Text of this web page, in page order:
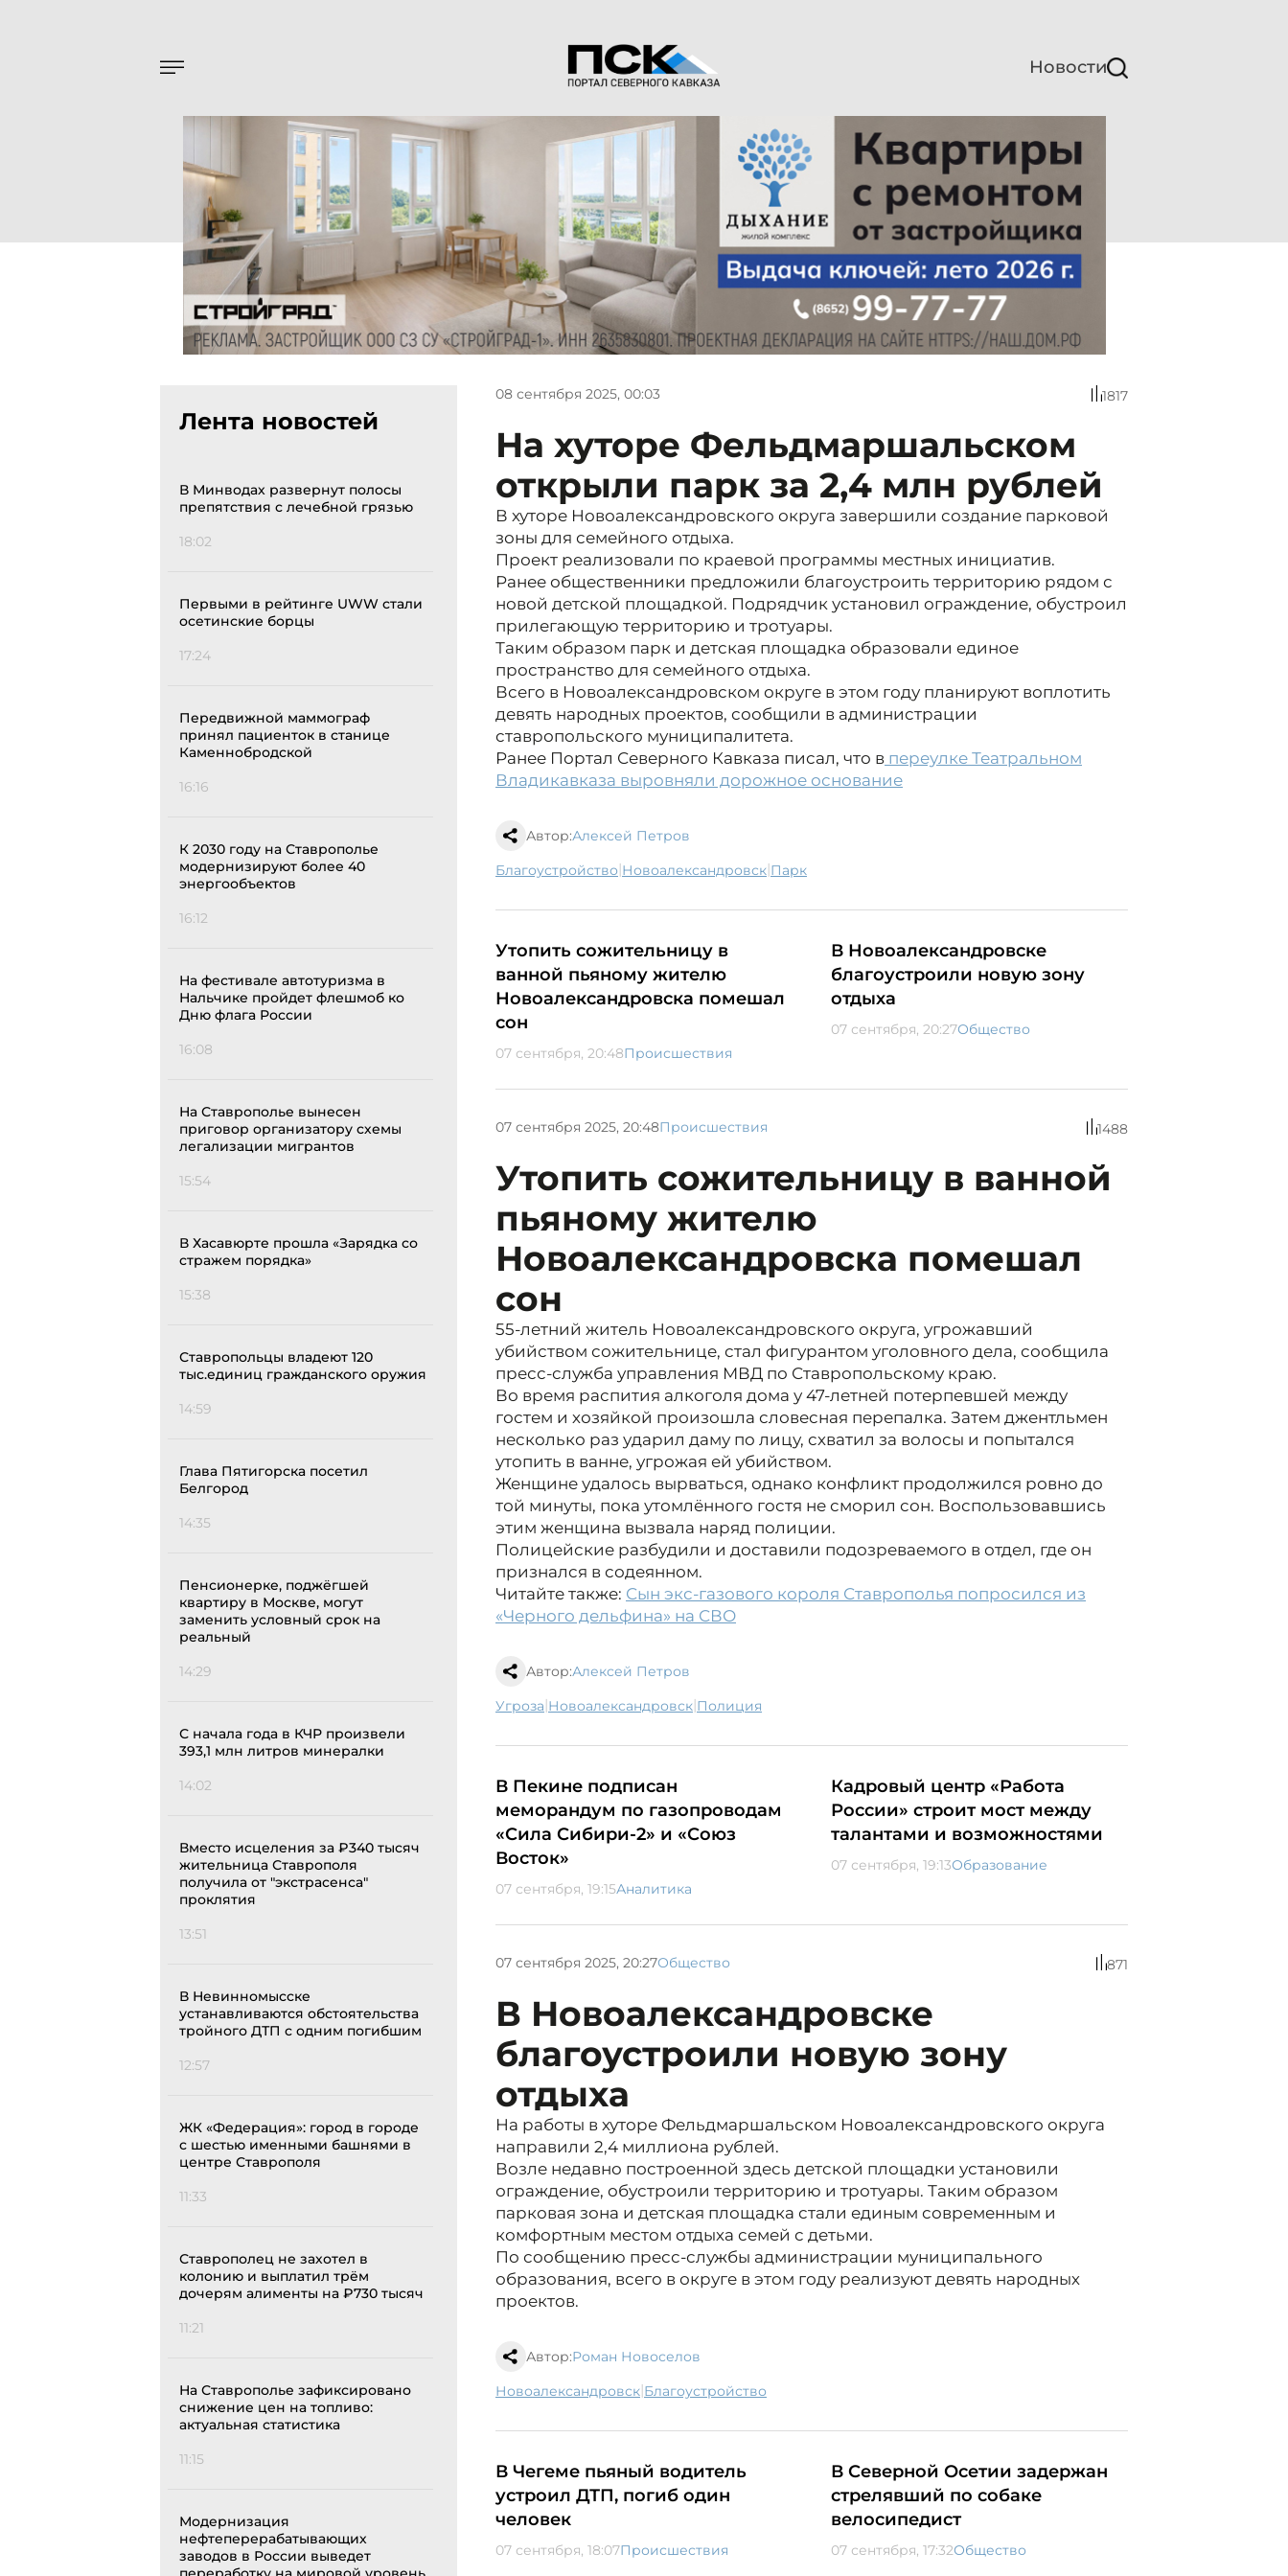
Новости
Лента новостей
В Минводах развернут полосы
препятствия с лечебной грязью
18:02
Первыми в рейтинге UWW стали
осетинские борцы
17:24
Передвижной маммограф
принял пациенток в станице
Каменнобродской
16:16
К 2030 году на Ставрополье
модернизируют более 40
энергообъектов
16:12
На фестивале автотуризма в
Нальчике пройдет флешмоб ко
Дню флага России
16:08
На Ставрополье вынесен
приговор организатору схемы
легализации мигрантов
15:54
В Хасавюрте прошла «Зарядка со
стражем порядка»
15:38
Ставропольцы владеют 120
тыс.единиц гражданского оружия
14:59
Глава Пятигорска посетил
Белгород
14:35
Пенсионерке, поджёгшей
квартиру в Москве, могут
заменить условный срок на
реальный
14:29
С начала года в КЧР произвели
393,1 млн литров минералки
14:02
Вместо исцеления за ₽340 тысяч
жительница Ставрополя
получила от "экстрасенса"
проклятия
13:51
В Невинномысске
устанавливаются обстоятельства
тройного ДТП с одним погибшим
12:57
ЖК «Федерация»: город в городе
с шестью именными башнями в
центре Ставрополя
11:33
Ставрополец не захотел в
колонию и выплатил трём
дочерям алименты на ₽730 тысяч
11:21
На Ставрополье зафиксировано
снижение цен на топливо:
актуальная статистика
11:15
Модернизация
нефтеперерабатывающих
заводов в России выведет
08 сентября 2025, 00:03 1817
На хуторе Фельдмаршальском
открыли парк за 2,4 млн рублей
В хуторе Новоалександровского округа завершили создание парковой
зоны для семейного отдыха.
Проект реализовали по краевой программы местных инициатив.
Ранее общественники предложили благоустроить территорию рядом с
новой детской площадкой. Подрядчик установил ограждение, обустроил
прилегающую территорию и тротуары.
Таким образом парк и детская площадка образовали единое
пространство для семейного отдыха.
Всего в Новоалександровском округе в этом году планируют воплотить
девять народных проектов, сообщили в администрации
ставропольского муниципалитета.
Ранее Портал Северного Кавказа писал, что в переулке Театральном
Владикавказа выровняли дорожное основание
Автор:Алексей Петров
благоустройство| Новоалександровск| парк
Утопить сожительницу в
ванной пьяному жителю
Новоалександровска помешал
сон
07 сентября, 20:48Происшествия
В Новоалександровске
благоустроили новую зону
отдыха
07 сентября, 20:27Общество
07 сентября 2025, 20:48Происшествия 1488
Утопить сожительницу в ванной
пьяному жителю
Новоалександровска помешал
сон
55-летний житель Новоалександровского округа, угрожавший
убийством сожительнице, стал фигурантом уголовного дела, сообщила
пресс-служба управления МВД по Ставропольскому краю.
Во время распития алкоголя дома у 47-летней потерпевшей между
гостем и хозяйкой произошла словесная перепалка. Затем джентльмен
несколько раз ударил даму по лицу, схватил за волосы и попытался
утопить в ванне, угрожая ей убийством.
Женщине удалось вырваться, однако конфликт продолжился ровно до
той минуты, пока утомлённого гостя не сморил сон. Воспользовавшись
этим женщина вызвала наряд полиции.
Полицейские разбудили и доставили подозреваемого в отдел, где он
признался в содеянном.
Читайте также: Сын экс-газового короля Ставрополья попросился из
«Черного дельфина» на СВО
Автор:Алексей Петров
угроза| Новоалександровск| полиция
В Пекине подписан
меморандум по газопроводам
«Сила Сибири-2» и «Союз
Восток»
07 сентября, 19:15Аналитика
Кадровый центр «Работа
России» строит мост между
талантами и возможностями
07 сентября, 19:13Образование
07 сентября 2025, 20:27Общество 871
В Новоалександровске
благоустроили новую зону
отдыха
На работы в хуторе Фельдмаршальском Новоалександровского округа
направили 2,4 миллиона рублей.
Возле недавно построенной здесь детской площадки установили
ограждение, обустроили территорию и тротуары. Таким образом
парковая зона и детская площадка стали единым современным и
комфортным местом отдыха семей с детьми.
По сообщению пресс-службы администрации муниципального
образования, всего в округе в этом году реализуют девять народных
проектов.
Автор:Роман Новоселов
Новоалександровск| благоустройство
В Чегеме пьяный водитель
устроил ДТП, погиб один
человек
07 сентября, 18:07Происшествия
В Северной Осетии задержан
стрелявший по собаке
велосипедист
07 сентября, 17:32Общество